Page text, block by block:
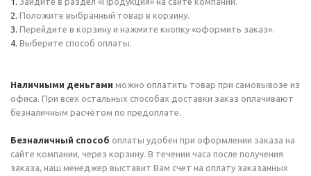
Положите выбранный товар в корзину.
Перейдите в корзину и нажмите кнопку «оформить заказ».
Выберите способ оплаты.
Наличными деньгами можно оплатить товар при самовывозе из
офиса. При всех остальных способах доставки заказ оплачивают
безналичным расчётом по предоплате.
Безналичный способ оплаты удобен при оформлении заказа на
сайте компании, через корзину. В течении часа после получения
заказа, наш менеджер выставит Вам счет на оплату заказанных